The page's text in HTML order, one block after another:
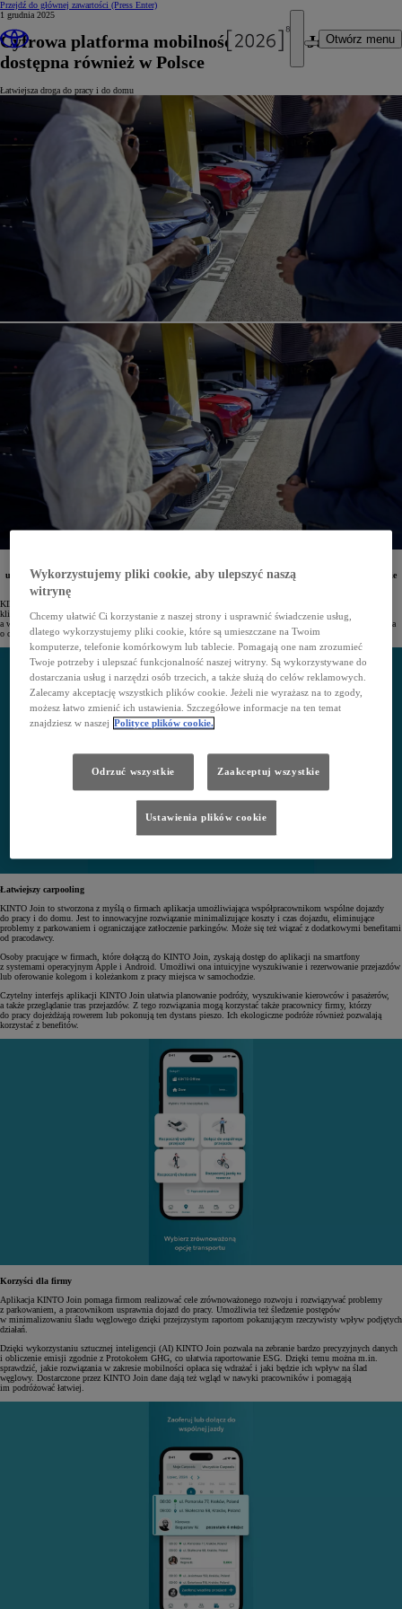
Przejdź do głównej zawartości (Press Enter)
Otwórz menu
1 grudnia 2025
Cyfrowa platforma mobilności KINTO Join
dostępna również w Polsce
Łatwiejsza droga do pracy i do domu
umożliwiająca pracownikom wspólne przejazdy do pracy i do domu. Dla firm jest to realne narzędzie
KINTO działa w Polsce od 2021 roku, oferując leasing i wynajem długoterminowy dla przedsiębiorstw oraz
klientów indywidualnych. Firmy mogą skorzystać z kompleksowej oferty wynajmu i zarządzania flotą,
a wszystkie produkty i usługi są dopasowane do ich potrzeb. Ostatnio gama usług KINTO została rozszerzona
o cyfrową platformę mobilności – KINTO Join.
Łatwiejszy carpooling
KINTO Join to stworzona z myślą o firmach aplikacja umożliwiająca współpracownikom wspólne dojazdy
do pracy i do domu. Jest to innowacyjne rozwiązanie minimalizujące koszty i czas dojazdu, eliminujące
problemy z parkowaniem i ograniczające zatłoczenie parkingów. Może się też wiązać z dodatkowymi benefitami
od pracodawcy.
Osoby pracujące w firmach, które dołączą do KINTO Join, zyskają dostęp do aplikacji na smartfony
z systemami operacyjnym Apple i Android. Umożliwi ona intuicyjne wyszukiwanie i rezerwowanie przejazdów
lub oferowanie kolegom i koleżankom z pracy miejsca w samochodzie.
Czytelny interfejs aplikacji KINTO Join ułatwia planowanie podróży, wyszukiwanie kierowców i pasażerów,
a także przeglądanie tras przejazdów. Z tego rozwiązania mogą korzystać także pracownicy firmy, którzy
do pracy dojeżdżają rowerem lub pokonują ten dystans pieszo. Ich ekologiczne podróże również pozwalają
korzystać z benefitów.
Korzyści dla firmy
Aplikacja KINTO Join pomaga firmom realizować cele zrównoważonego rozwoju i rozwiązywać problemy
z parkowaniem, a pracownikom usprawnia dojazd do pracy. Umożliwia też śledzenie postępów
w minimalizowaniu śladu węglowego dzięki przejrzystym raportom pokazującym rzeczywisty wpływ podjętych
działań.
Dzięki wykorzystaniu sztucznej inteligencji (AI) KINTO Join pozwala na zebranie bardzo precyzyjnych danych
i obliczenie emisji zgodnie z Protokołem GHG, co ułatwia raportowanie ESG. Dzięki temu można m.in.
sprawdzić, jakie rozwiązania w zakresie mobilności opłaca się wdrażać i jaki będzie ich wpływ na ślad
węglowy. Dostarczone przez KINTO Join dane dają też wgląd w nawyki pracowników i pomagają
im podróżować łatwiej.
Wykorzystujemy pliki cookie, aby ulepszyć naszą
witrynę
Chcemy ułatwić Ci korzystanie z naszej strony i usprawnić świadczenie usług,
dlatego wykorzystujemy pliki cookie, które są umieszczane na Twoim
komputerze, telefonie komórkowym lub tablecie. Pomagają one nam zrozumieć
Twoje potrzeby i ulepszać funkcjonalność naszej witryny. Są wykorzystywane do
dostarczania usług i narzędzi osób trzecich, a także służą do celów reklamowych.
Zalecamy akceptację wszystkich plików cookie. Jeżeli nie wyrażasz na to zgody,
możesz łatwo zmienić ich ustawienia. Szczegółowe informacje na ten temat
znajdziesz w naszej Polityce plików cookie.
Odrzuć wszystkie Zaakceptuj wszystkie
Ustawienia plików cookie